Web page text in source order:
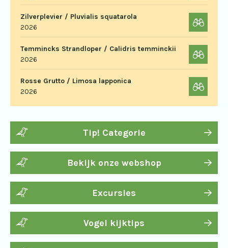
Zilverplevier / Pluvialis squatarola
2026
Temmincks Strandloper / Calidris temminckii
2026
Rosse Grutto / Limosa lapponica
2026
Tip! Categorie
Bekijk onze webshop
Excursies
Vogel kijktips